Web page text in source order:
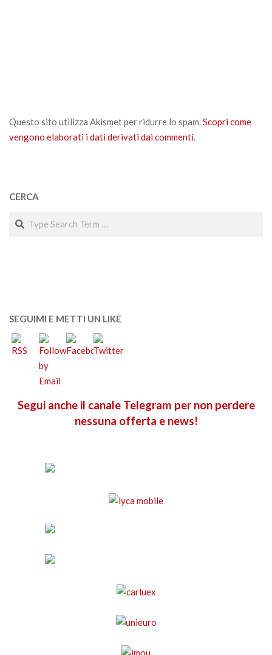
Questo sito utilizza Akismet per ridurre lo spam.Scopri come
vengono elaborati i dati derivati dai commenti.
CERCA
Search
SEGUIMI E METTI UN LIKE
Segui anche il canale Telegram per non perdere
nessuna offerta e news!